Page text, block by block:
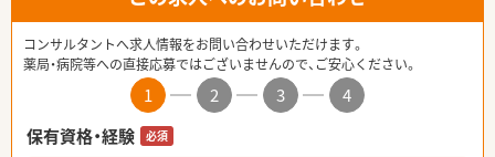
コンサルタントへ求人情報をお問い合わせいただけます。
薬局・病院等への直接応募ではございませんので、ご安心ください。
1 2 3
4
保有資格・経験
必須